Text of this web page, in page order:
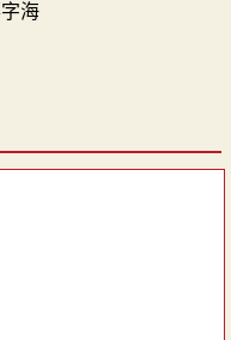
海